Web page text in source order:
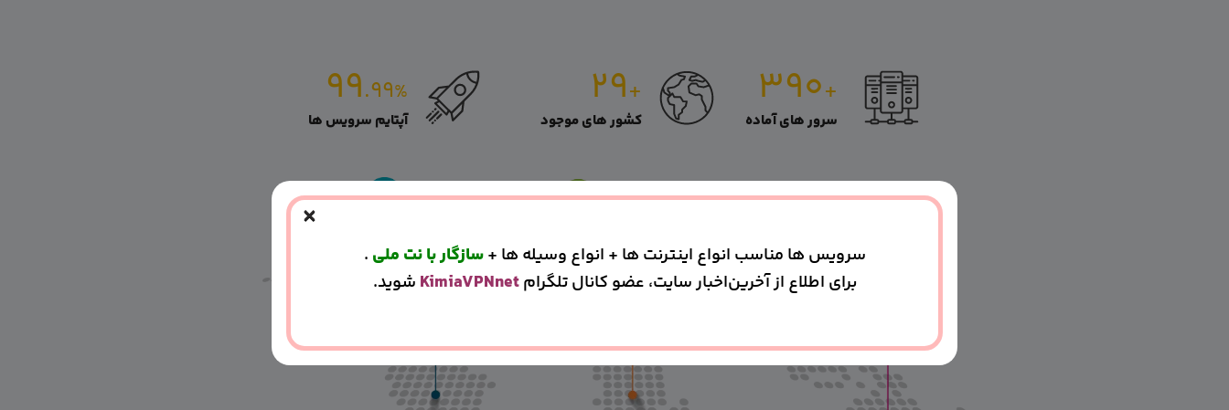
+۳۹۰
سرور های آماده
+۲۹
کشور های موجود
۹۹.۹۹%
آپتایم سرویس ها
سرویس ها مناسب انواع اینترنت ها + انواع وسیله ها +سازگار با نت ملی .
برای اطلاع از آخرین‌اخبار سایت، عضو کانال تلگرامKimiaVPNnet شوید.
×